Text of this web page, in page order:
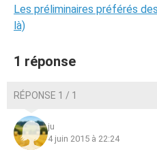
Les préliminaires préférés
là)
1 réponse
RÉPONSE 1 / 1
ju
4 juin 2015 à 22:24